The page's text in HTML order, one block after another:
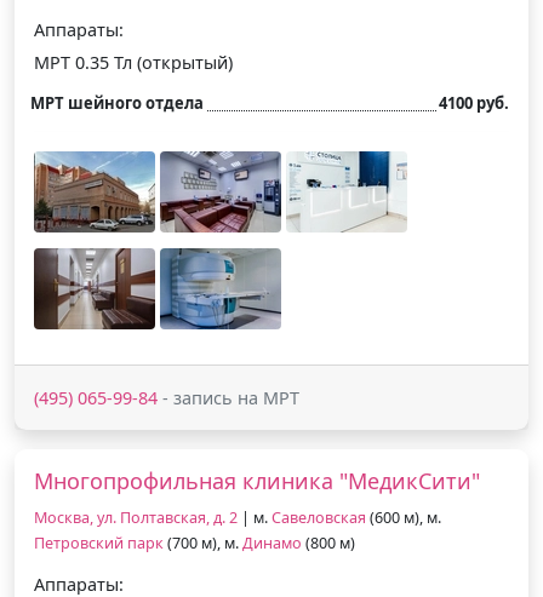
Аппараты:
МРТ 0.35 Тл (открытый)
МРТ шейного отдела 4100 руб.
(495) 065-99-84 - запись на МРТ
Многопрофильная клиника "МедикСити"
Москва, ул. Полтавская, д. 2 | м.Савеловская (600 м), м.
Петровский парк(700 м), м.Динамо (800 м)
Аппараты: